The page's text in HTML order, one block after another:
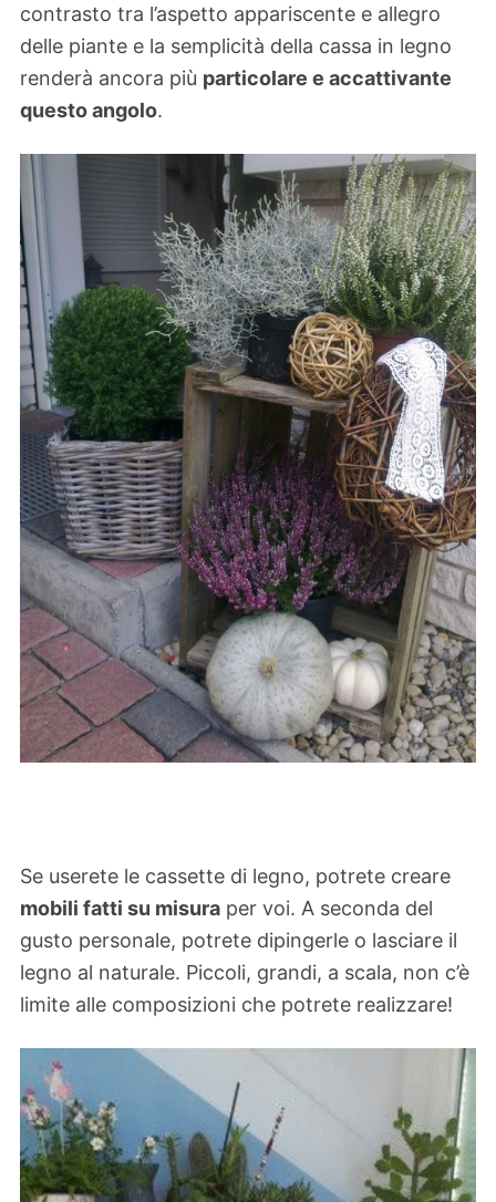
contrasto tra l’aspetto appariscente e allegro
delle piante e la semplicità della cassa in legno
renderà ancora più particolare e accattivante
questo angolo.
Se userete le cassette di legno, potrete creare
mobili fatti su misura per voi. A seconda del
gusto personale, potrete dipingerle o lasciare il
legno al naturale. Piccoli, grandi, a scala, non c’è
limite alle composizioni che potrete realizzare!